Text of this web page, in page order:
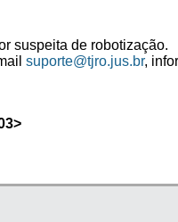
suspeita de robotização.
suporte@tjro.jus.br,